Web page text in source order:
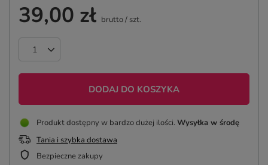
39,00 zł brutto/ szt.
DODAJ DO KOSZYKA
Produkt dostępny w bardzo dużej ilości Wysyłka w środę
Tania i szybka dostawa
Bezpieczne zakupy